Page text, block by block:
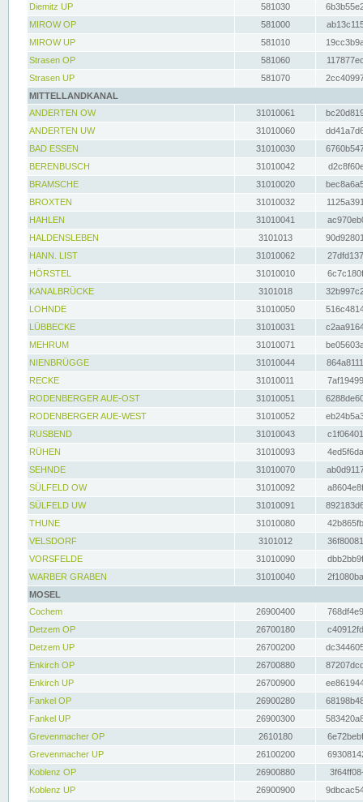
Diemitz UP
581030
MIROW OP
581000
MIROW UP
581010
Strasen OP
581060
Strasen UP
581070
MITTELLANDKANAL
ANDERTEN OW
31010061
ANDERTEN UW
31010060
BAD ESSEN
31010030
BERENBUSCH
31010042
BRAMSCHE
31010020
BROXTEN
31010032
HAHLEN
31010041
HALDENSLEBEN
3101013
HANN. LIST
31010062
HÖRSTEL
31010010
KANALBRÜCKE
3101018
LOHNDE
31010050
LÜBBECKE
31010031
MEHRUM
31010071
NIENBRÜGGE
31010044
RECKE
31010011
RODENBERGER AUE-OST
31010051
RODENBERGER AUE-WEST
31010052
RUSBEND
31010043
RÜHEN
31010093
SEHNDE
31010070
SÜLFELD OW
31010092
SÜLFELD UW
31010091
THUNE
31010080
VELSDORF
3101012
VORSFELDE
31010090
WARBER GRABEN
31010040
MOSEL
Cochem
26900400
Detzem OP
26700180
Detzem UP
26700200
Enkirch OP
26700880
Enkirch UP
26700900
Fankel OP
26900280
Fankel UP
26900300
Grevenmacher OP
2610180
Grevenmacher UP
26100200
Koblenz OP
26900880
Koblenz UP
26900900